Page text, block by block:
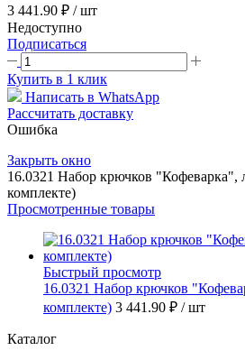
3 441.90 ₽ / шт
Недоступно
Подписаться
Купить в 1 клик
Написать в WhatsApp
Рассчитать доставку
Ошибка
Закрыть окно
16.0321 Набор крючков "Кофеварка",
комплекте)
Просмотренные товары
Быстрый просмотр
16.0321 Набор крючков
комплекте) 3 441.90 ₽ / шт
Каталог